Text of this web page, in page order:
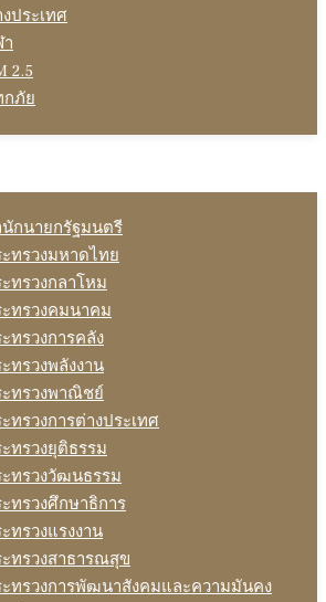
ประเทศ
2.5
กภัย
นักนายกรัฐมนตรี
ะทรวงมหาดไทย
ทรวงกลาโหม
ะทรวงคมนาคม
ทรวงการคลัง
ทรวงพลังงาน
ะทรวงพาณิชย์
ทรวงการต่างประเทศ
ทรวงยุติธรรม
ะทรวงวัฒนธรรม
ทรวงศึกษาธิการ
ทรวงแรงงาน
ะทรวงสาธารณสุข
ะทรวงการพัฒนาสังคมและความมันคง